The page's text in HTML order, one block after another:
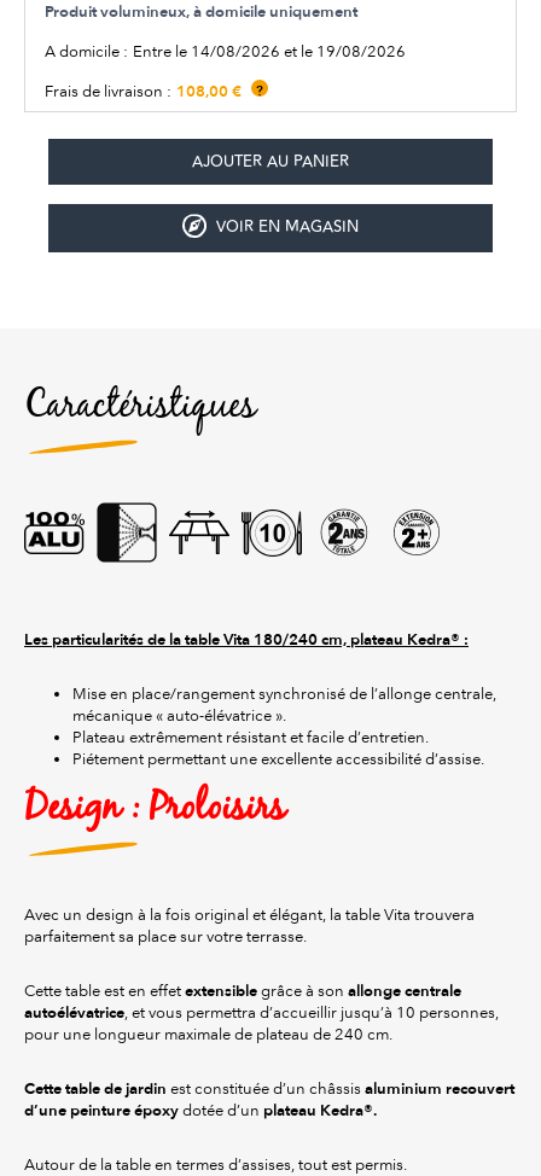
Produit volumineux, à domicile uniquement
A domicile : Entre le 14/08/2026 et le 19/08/2026
Frais de livraison : 108,00 € ?
VOIR EN MAGASIN
Caractéristiques
Les particularités de la table Vita 180/240 cm, plateau Kedra® :
Mise en place/rangement synchronisé de l’allonge centrale,
mécanique « auto-élévatrice ».
Plateau extrêmement résistant et facile d’entretien.
Piétement permettant une excellente accessibilité d’assise.
Design : Proloisirs
Avec un design à la fois original et élégant, la table Vita trouvera
parfaitement sa place sur votre terrasse.
Cette table est en effet extensible grâce à son allonge centrale
autoélévatrice, et vous permettra d’accueillir jusqu’à 10 personnes,
pour une longueur maximale de plateau de 240 cm.
Cette table de jardin est constituée d’un châssis aluminium recouvert
d’une peinture époxy dotée d’un plateau Kedra®.
Autour de la table en termes d’assises, tout est permis.